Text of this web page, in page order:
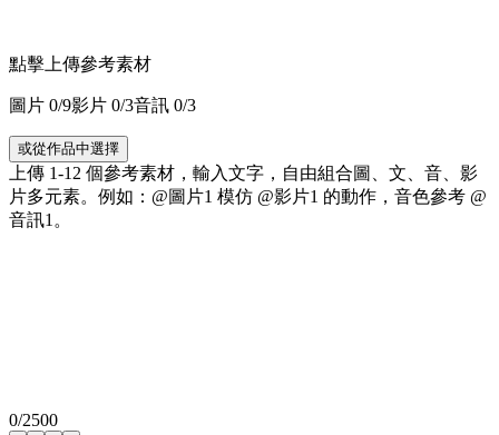
點擊上傳參考素材
圖片 0/9影片 0/3音訊 0/3
或從作品中選擇
上傳 1-12 個參考素材，輸入文字，自由組合圖、文、音、影
片多元素。例如：@圖片1 模仿 @影片1 的動作，音色參考 @
音訊1。
0/2500